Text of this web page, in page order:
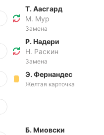
Т. Аасгард
М. Мур
Замена
Р. Надери
Н. Раскин
Замена
Э. Фернандес
Желтая карточка
Б. Миовски